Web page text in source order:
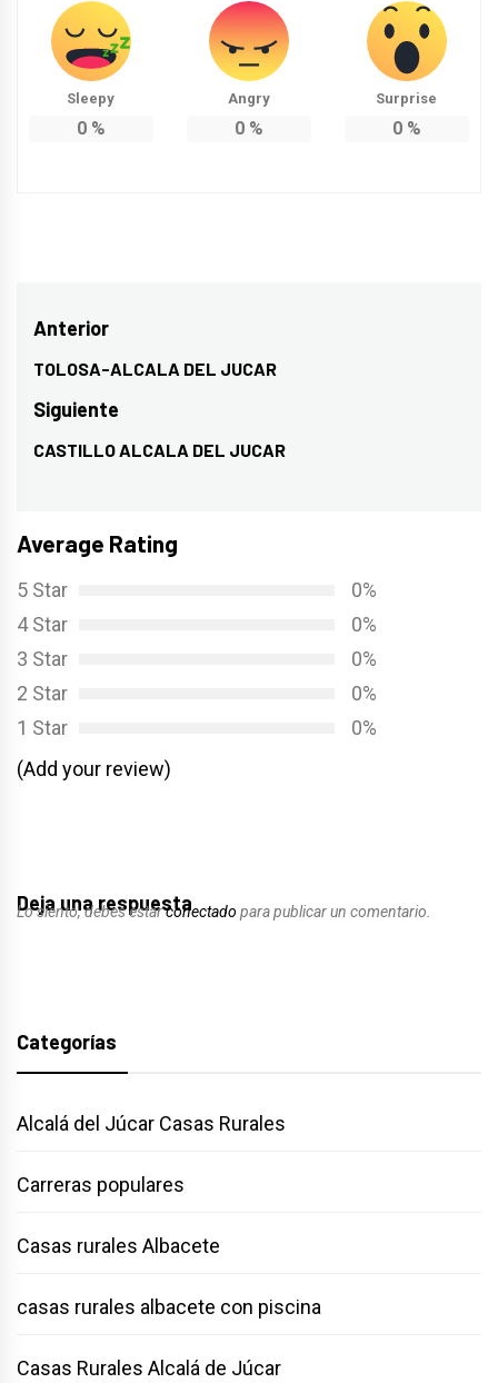
Sleepy
0%
Angry
0%
Surprise
0%
Navegación
de
entradas
Anterior
Entrada
anterior:
TOLOSA-ALCALA DEL JUCAR
Siguiente
Entrada
CASTILLO ALCALA DEL JUCAR
Average Rating
5 Star
0%
4 Star
0%
3 Star
0%
2 Star
0%
1 Star
0%
(Add your review)
Deja una respuesta
Lo siento, debes estarconectado para publicar un comentario.
Categorías
Alcalá del Júcar Casas Rurales
Carreras populares
Casas rurales Albacete
casas rurales albacete con piscina
Casas Rurales Alcalá de Júcar